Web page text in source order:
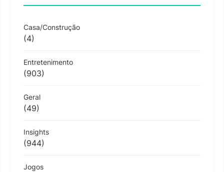
Casa/Construção
(4)
Entretenimento
(903)
Geral
(49)
Insights
(944)
Jogos